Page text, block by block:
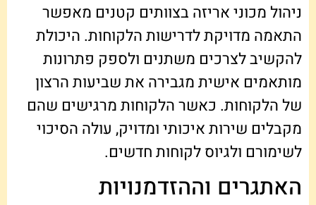
ניהול מכוני אריזה בצוותים קטנים מאפשר
התאמה מדויקת לדרישות הלקוחות. היכולת
להקשיב לצרכים משתנים ולספק פתרונות
מותאמים אישית מגבירה את שביעות הרצון
של הלקוחות. כאשר הלקוחות מרגישים שהם
מקבלים שירות איכותי ומדויק, עולה הסיכוי
לשימורם ולגיוס לקוחות חדשים.
האתגרים וההזדמנויות